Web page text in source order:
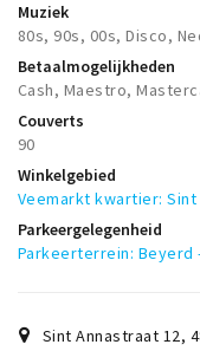
Muziek
80s, 90s, 00s, Disco,
Betaalmogelijkheden
Cash, Maestro,
Couverts
90
Winkelgebied
Veemarkt kwartier:
Parkeergelegenheid
Parkeerterrein: Beyerd
Sint Annastraat 12,